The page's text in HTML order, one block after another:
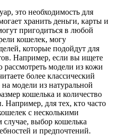
это необходимость для
хранить деньги, карты и
пригодиться в любой
кошелек, могу
которые подойдут для
Например, если вы ищете
модели из кожи
более классический
модели из натуральной
кошелька и количество
для тех, кто часто
с несколькими
выбор кошелька
и предпочтений.
❄